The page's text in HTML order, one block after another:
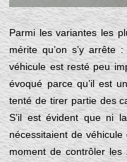
Parmi les variantes les
mérite qu’on s’y arrête
véhicule est resté peu
évoqué parce qu’il est
tenté de tirer partie des
S’il est évident que ni
nécessitaient de
moment de contrôler les